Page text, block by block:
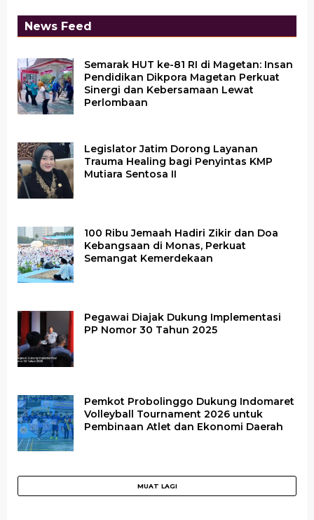
News Feed
Semarak HUT ke-81 RI di Magetan: Insan
Pendidikan Dikpora Magetan Perkuat
Sinergi dan Kebersamaan Lewat
Perlombaan
Legislator Jatim Dorong Layanan
Trauma Healing bagi Penyintas KMP
Mutiara Sentosa II
100 Ribu Jemaah Hadiri Zikir dan Doa
Kebangsaan di Monas, Perkuat
Semangat Kemerdekaan
Pegawai Diajak Dukung Implementasi
PP Nomor 30 Tahun 2025
Pemkot Probolinggo Dukung Indomaret
Volleyball Tournament 2026 untuk
Pembinaan Atlet dan Ekonomi Daerah